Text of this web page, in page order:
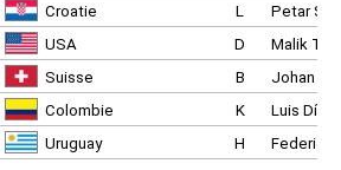
Croatie L
Petar
USA D
Malik
Suisse B
Johan
Colombie K
Luis Díaz
Uruguay H
Federico